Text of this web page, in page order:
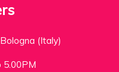
(Italy)
5.00PM